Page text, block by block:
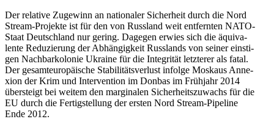
Der rela­tive Zuge­winn an natio­na­ler Sicher­heit durch die Nord
Stream-Pro­jekte ist für den von Russ­land weit ent­fern­ten NATO-
Staat Deutsch­land nur gering. Dagegen erwies sich die äqui­va­
lente Redu­zie­rung der Abhän­gig­keit Russ­lands von seiner eins­ti­
gen Nach­bar­ko­lo­nie Ukraine für die Inte­gri­tät letz­te­rer als fatal.
Der gesamt­eu­ro­päi­sche Sta­bi­li­täts­ver­lust infolge Moskaus Anne­
xion der Krim und Inter­ven­tion im Donbas im Früh­jahr 2014
über­steigt bei weitem den mar­gi­na­len Sicher­heits­zu­wachs für die
EU durch die Fer­tig­stel­lung der ersten Nord Stream-Pipe­line
Ende 2012.